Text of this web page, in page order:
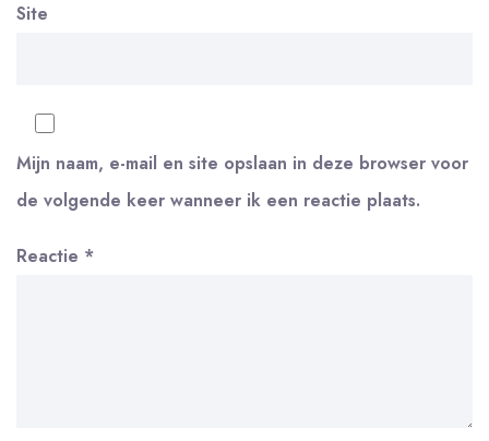
Site
Mijn naam, e-mail en site opslaan in deze browser voor
de volgende keer wanneer ik een reactie plaats.
Reactie *